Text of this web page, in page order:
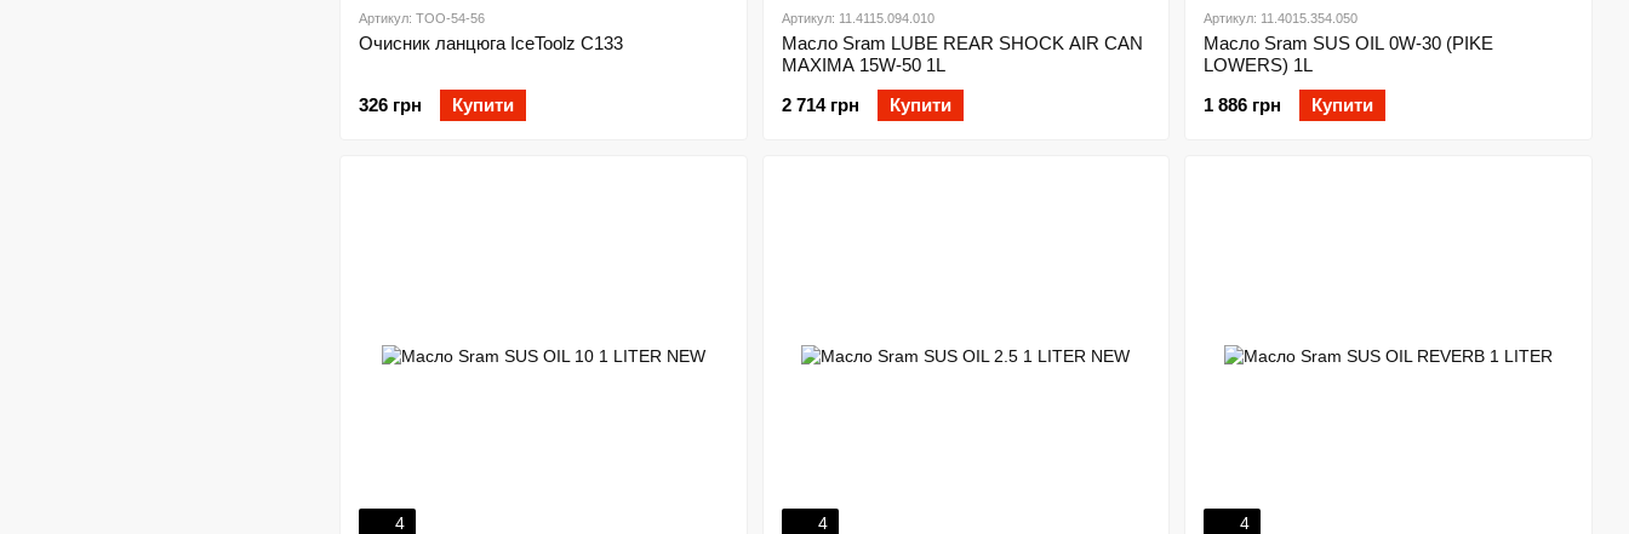
Артикул: TOO-54-56
Очисник ланцюга IceToolz C133
326 грн Купити
Артикул: 11.4115.094.010
Масло Sram LUBE REAR SHOCK AIR CAN
MAXIMA 15W-50 1L
2 714 грн
Купити
Артикул: 11.4015.354.050
Масло Sram SUS OIL 0W-30 (PIKE
LOWERS) 1L
1 886 грн
Купити
4 4 4